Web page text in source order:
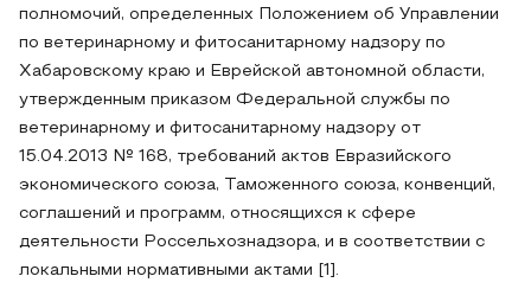
полномочий, определенных Положением об Управлении
по ветеринарному и фитосанитарному надзору по
Хабаровскому краю и Еврейской автономной области,
утвержденным приказом Федеральной службы по
ветеринарному и фитосанитарному надзору от
15.04.2013 № 168, требований актов Евразийского
экономического союза, Таможенного союза, конвенций,
соглашений и программ, относящихся к сфере
деятельности Россельхознадзора, и в соответствии с
локальными нормативными актами [1].